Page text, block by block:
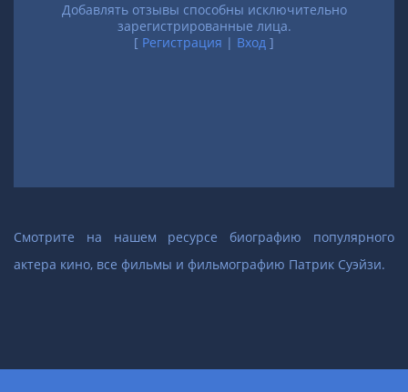
Добавлять отзывы способны исключительно
зарегистрированные лица.
[ Регистрация | Вход ]
Смотрите на нашем ресурсе биографию популярного
актера кино, все фильмы и фильмографию Патрик Суэйзи.